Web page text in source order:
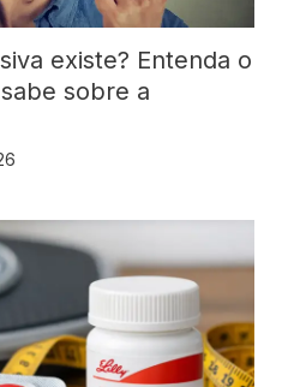
existe? Entenda o
sobre a